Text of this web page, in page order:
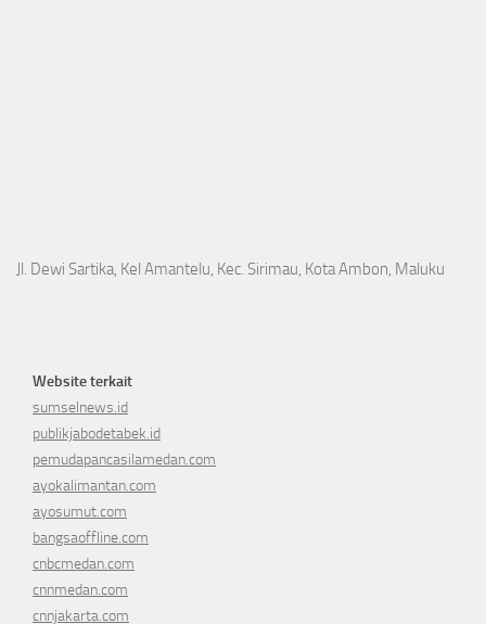
Jl. Dewi Sartika, Kel Amantelu, Kec. Sirimau, Kota Ambon, Maluku
Website terkait
sumselnews.id
publikjabodetabek.id
pemudapancasilamedan.com
ayokalimantan.com
ayosumut.com
bangsaoffline.com
cnbcmedan.com
cnnmedan.com
cnnjakarta.com